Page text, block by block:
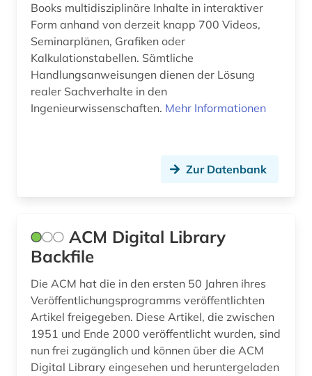
din-vde-normen (1)
discovery service (1)
dokumentenserver (2)
druckindustrie (1)
e-tutorial (1)
einführung (1)
elektrische energietechnik (3)
Books multidisziplinäre Inhalte in interaktiver
Form anhand von derzeit knapp 700 Videos,
Seminarplänen, Grafiken oder
Kalkulationstabellen. Sämtliche
Handlungsanweisungen dienen der Lösung
realer Sachverhalte in den
Ingenieurwissenschaften. Mehr Informationen
Zur Datenbank
ACM Digital Library
Backfile
Die ACM hat die in den ersten 50 Jahren ihres
Veröffentlichungsprogramms veröffentlichten
Artikel freigegeben. Diese Artikel, die zwischen
1951 und Ende 2000 veröffentlicht wurden, sind
nun frei zugänglich und können über die ACM
Digital Library eingesehen und heruntergeladen